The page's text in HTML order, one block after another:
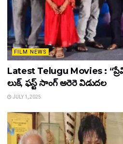
FILM NEWS
Latest Telugu Movies :
లుక్, ఫస్ట్ సాంగ్ అరెరె విడుదల
JULY 1, 2025